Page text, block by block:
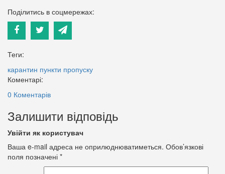
Поділитись в соцмережах:
Теги:
карантин пункти пропуску
Коментарі:
0 Коментарів
Залишити відповідь
Увійти як користувач
Ваша e-mail адреса не оприлюднюватиметься. Обов’язкові
поля позначені *